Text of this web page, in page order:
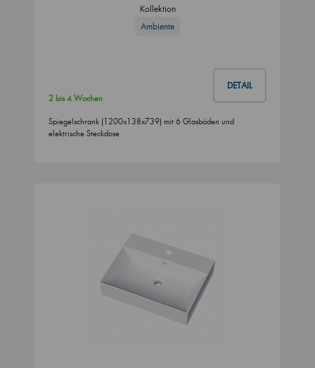
Kollektion
Ambiente
DETAIL
2 bis 4 Wochen
Spiegelschrank (1200x138x739) mit 6 Glasböden und
elektrische Steckdose